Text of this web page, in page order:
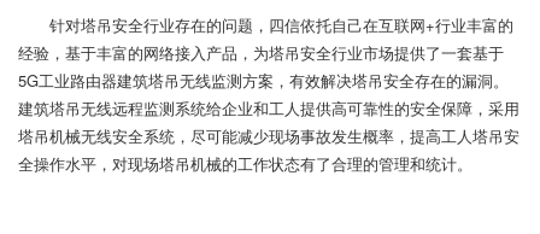
针对塔吊安全行业存在的问题，四信依托自己在互联网+行业丰富的
经验，基于丰富的网络接入产品，为塔吊安全行业市场提供了一套基于
5G工业路由器建筑塔吊无线监测方案，有效解决塔吊安全存在的漏洞。
建筑塔吊无线远程监测系统给企业和工人提供高可靠性的安全保障，采用
塔吊机械无线安全系统，尽可能减少现场事故发生概率，提高工人塔吊安
全操作水平，对现场塔吊机械的工作状态有了合理的管理和统计。